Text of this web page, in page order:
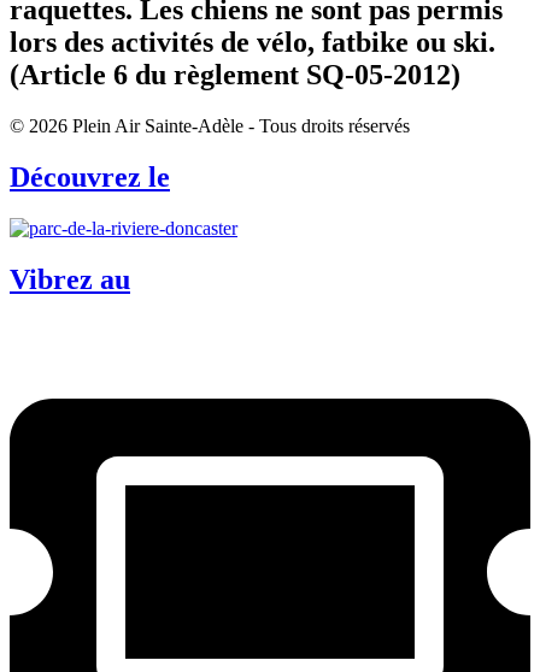
raquettes. Les chiens ne sont pas permis
lors des activités de vélo, fatbike ou ski.
(Article 6 du règlement SQ-05-2012)
© 2026 Plein Air Sainte-Adèle - Tous droits réservés
Découvrez le
Vibrez au